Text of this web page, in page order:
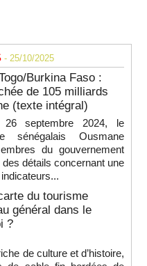
- 25/10/2025
Burkina Faso :
de 105 milliards
(texte intégral)
26 septembre 2024, le
sénégalais Ousmane
du gouvernement
détails concernant une
du tourisme
général dans le
?
de culture et d’histoire,